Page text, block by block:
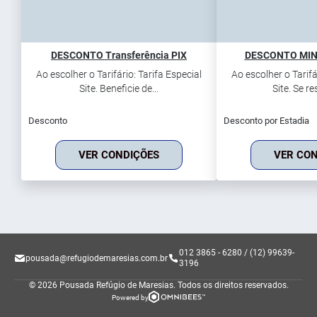
DESCONTO Transferência PIX
Ao escolher o Tarifário: Tarifa Especial
Site. Beneficie de...
Desconto
VER CONDIÇÕES
DESCONTO
Ao escolher o
Site. Se
Desconto por Estadia
VER
pousada@refugiodemaresias.com.br
012 3865 - 6280 / (12) 99639-
3196
© 2026 Pousada Refúgio de Maresias. Todos os direitos reservados.
Powered by